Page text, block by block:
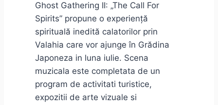
Ghost Gathering II: „The Call For
Spirits” propune o experiență
spirituală inedită calatorilor prin
Valahia care vor ajunge în Grădina
Japoneza in luna iulie. Scena
muzicala este completata de un
program de activitati turistice,
expozitii de arte vizuale si